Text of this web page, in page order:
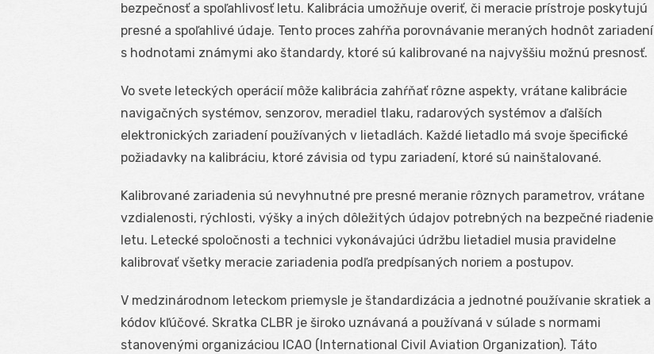
bezpečnosť a spoľahlivosť letu. Kalibrácia umožňuje overiť, či meracie prístroje poskytujú
presné a spoľahlivé údaje. Tento proces zahŕňa porovnávanie meraných hodnôt zariadení
s hodnotami známymi ako štandardy, ktoré sú kalibrované na najvyššiu možnú presnosť.
Vo svete leteckých operácií môže kalibrácia zahŕňať rôzne aspekty, vrátane kalibrácie
navigačných systémov, senzorov, meradiel tlaku, radarových systémov a ďalších
elektronických zariadení používaných v lietadlách. Každé lietadlo má svoje špecifické
požiadavky na kalibráciu, ktoré závisia od typu zariadení, ktoré sú nainštalované.
Kalibrované zariadenia sú nevyhnutné pre presné meranie rôznych parametrov, vrátane
vzdialenosti, rýchlosti, výšky a iných dôležitých údajov potrebných na bezpečné riadenie
letu. Letecké spoločnosti a technici vykonávajúci údržbu lietadiel musia pravidelne
kalibrovať všetky meracie zariadenia podľa predpísaných noriem a postupov.
V medzinárodnom leteckom priemysle je štandardizácia a jednotné používanie skratiek a
kódov kľúčové. Skratka CLBR je široko uznávaná a používaná v súlade s normami
stanovenými organizáciou ICAO (International Civil Aviation Organization). Táto